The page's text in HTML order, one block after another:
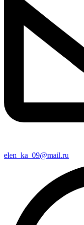
elen_ka_09@mail.ru